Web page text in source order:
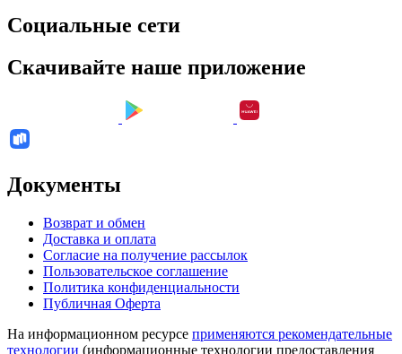
Социальные сети
Скачивайте наше приложение
Документы
Возврат и обмен
Доставка и оплата
Согласие на получение рассылок
Пользовательское соглашение
Политика конфиденциальности
Публичная Оферта
На информационном ресурсе применяются рекомендательные
технологии (информационные технологии предоставления